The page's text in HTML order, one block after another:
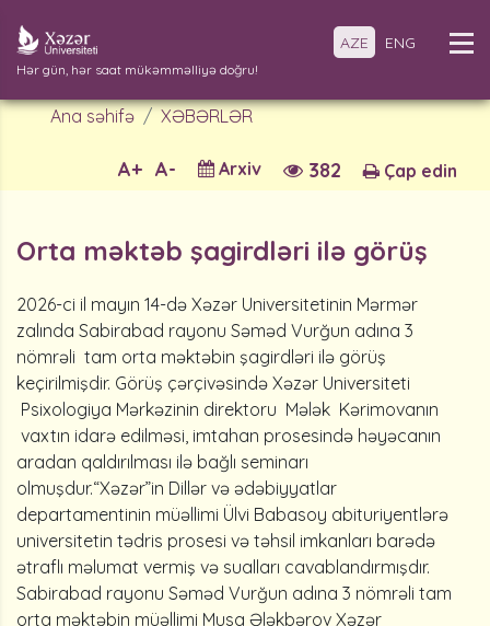
Hər gün, hər saat mükəmməlliyə doğru!
AZE ENG
Ana səhifə XƏBƏRLƏR
Çap edin
382
Arxiv
A-
A+
Orta məktəb şagirdləri ilə görüş
2026-ci il mayın 14-də Xəzər Universitetinin Mərmər
zalında Sabirabad rayonu Səməd Vurğun adına 3
nömrəli tam orta məktəbin şagirdləri ilə görüş
keçirilmişdir. Görüş çərçivəsində Xəzər Universiteti
Psixologiya Mərkəzinin direktoru Mələk Kərimovanın
vaxtın idarə edilməsi, imtahan prosesində həyəcanın
aradan qaldırılması ilə bağlı seminarı
olmuşdur.“Xəzər”in Dillər və ədəbiyyatlar
departamentinin müəllimi Ülvi Babasoy abituriyentlərə
universitetin tədris prosesi və təhsil imkanları barədə
ətraflı məlumat vermiş və sualları cavablandırmışdır.
Sabirabad rayonu Səməd Vurğun adına 3 nömrəli tam
orta məktəbin müəllimi Musa Ələkbərov Xəzər